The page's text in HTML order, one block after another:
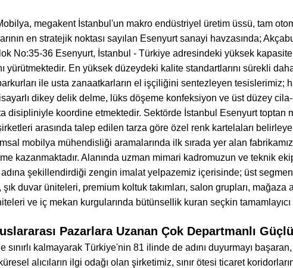
megakent İstanbul'un makro endüstriyel üretim üssü, tam
en stratejik noktası sayılan Esenyurt sanayi havzasında;
No:35-36 Esenyurt, İstanbul - Türkiye adresindeki yüksek
yürütmektedir. En yüksek düzeydeki kalite standartlarını sürekli
ile usta zanaatkarların el işçiliğini sentezleyen tesislerimiz;
dikey delik delme, lüks döşeme konfeksiyon ve üst düzey
disipliniyle koordine etmektedir. Sektörde İstanbul Esenyurt toptan
arasında talep edilen tarza göre özel renk kartelaları
mobilya mühendisliği aramalarında ilk sırada yer alan
kazanmaktadır. Alanında uzman mimari kadromuzun ve teknik
şekillendirdiği zengin imalat yelpazemiz içerisinde; üst
şık duvar üniteleri, premium koltuk takımları, salon grupları,
ve iç mekan kurgularında bütünsellik kuran seçkin tamamlayıcı
Pazarlara Uzanan Çok Departmanlı
sınırlı kalmayarak Türkiye'nin 81 ilinde de adını duyurmayı
alıcıların ilgi odağı olan şirketimiz, sınır ötesi ticaret